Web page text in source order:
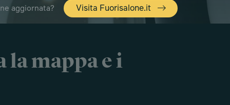
aggiornata? Visita Fuorisalone.it
la mappa e i